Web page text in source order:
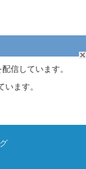
信しています。
ます。